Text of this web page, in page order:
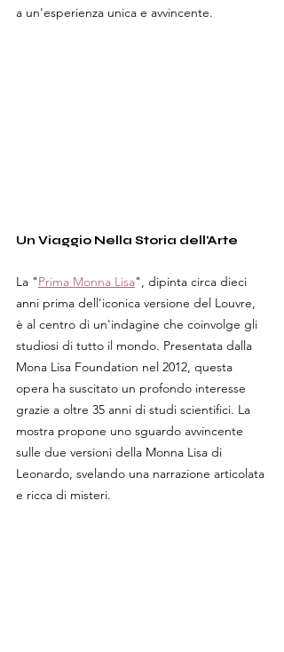
a un'esperienza unica e avvincente.
Un Viaggio Nella Storia dell'Arte
La "Prima Monna Lisa", dipinta circa dieci
anni prima dell'iconica versione del Louvre,
è al centro di un'indagine che coinvolge gli
studiosi di tutto il mondo. Presentata dalla
Mona Lisa Foundation nel 2012, questa
opera ha suscitato un profondo interesse
grazie a oltre 35 anni di studi scientifici. La
mostra propone uno sguardo avvincente
sulle due versioni della Monna Lisa di
Leonardo, svelando una narrazione articolata
e ricca di misteri.